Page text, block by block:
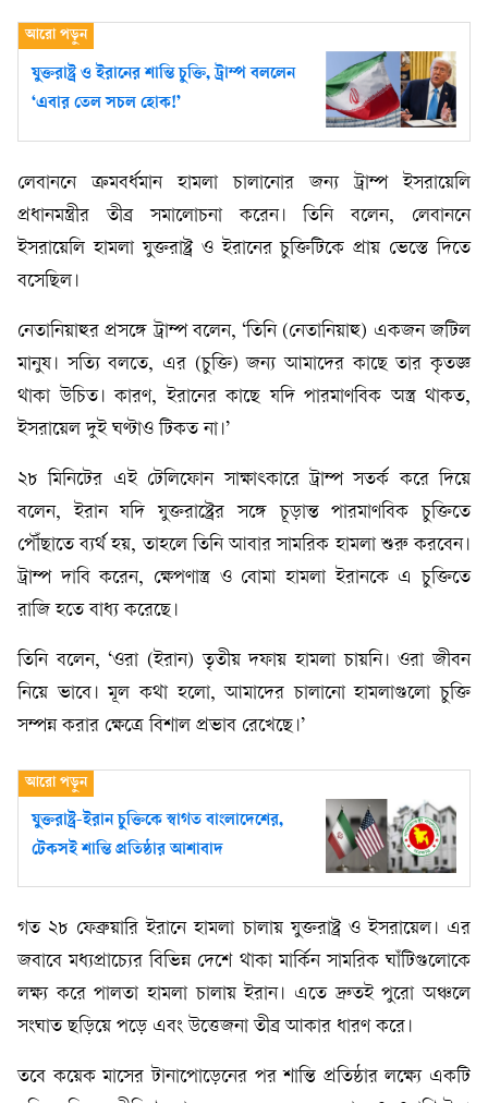
যুক্তরাষ্ট্র ও ইরানের শান্তি চুক্তি, ট্রাম্প বললেন
‘এবার তেল সচল হোক!’
লেবাননে ক্রমবর্ধমান হামলা চালানোর জন্য ট্রাম্প ইসরায়েলি
প্রধানমন্ত্রীর তীব্র সমালোচনা করেন। তিনি বলেন, লেবাননে
ইসরায়েলি হামলা যুক্তরাষ্ট্র ও ইরানের চুক্তিটিকে প্রায় ভেস্তে দিতে
বসেছিল।
নেতানিয়াহুর প্রসঙ্গে ট্রাম্প বলেন, ‘তিনি (নেতানিয়াহু) একজন জটিল
মানুষ। সত্যি বলতে, এর (চুক্তি) জন্য আমাদের কাছে তার কৃতজ্ঞ
থাকা উচিত। কারণ, ইরানের কাছে যদি পারমাণবিক অস্ত্র থাকত,
ইসরায়েল দুই ঘণ্টাও টিকত না।’
২৮ মিনিটের এই টেলিফোন সাক্ষাৎকারে ট্রাম্প সতর্ক করে দিয়ে
বলেন, ইরান যদি যুক্তরাষ্ট্রের সঙ্গে চূড়ান্ত পারমাণবিক চুক্তিতে
পৌঁছাতে ব্যর্থ হয়, তাহলে তিনি আবার সামরিক হামলা শুরু করবেন।
ট্রাম্প দাবি করেন, ক্ষেপণাস্ত্র ও বোমা হামলা ইরানকে এ চুক্তিতে
রাজি হতে বাধ্য করেছে।
তিনি বলেন, ‘ওরা (ইরান) তৃতীয় দফায় হামলা চায়নি। ওরা জীবন
নিয়ে ভাবে। মূল কথা হলো, আমাদের চালানো হামলাগুলো চুক্তি
সম্পন্ন করার ক্ষেত্রে বিশাল প্রভাব রেখেছে।’
যুক্তরাষ্ট্র-ইরান চুক্তিকে স্বাগত বাংলাদেশের,
টেকসই শান্তি প্রতিষ্ঠার আশাবাদ
গত ২৮ ফেব্রুয়ারি ইরানে হামলা চালায় যুক্তরাষ্ট্র ও ইসরায়েল। এর
জবাবে মধ্যপ্রাচ্যের বিভিন্ন দেশে থাকা মার্কিন সামরিক ঘাঁটিগুলোকে
লক্ষ্য করে পালতা হামলা চালায় ইরান। এতে দ্রুতই পুরো অঞ্চলে
সংঘাত ছড়িয়ে পড়ে এবং উত্তেজনা তীব্র আকার ধারণ করে।
তবে কয়েক মাসের টানাপোড়েনের পর শান্তি প্রতিষ্ঠার লক্ষ্যে একটি